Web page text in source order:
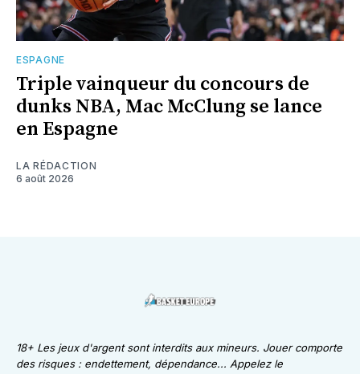
ESPAGNE
Triple vainqueur du concours de
dunks NBA, Mac McClung se lance
en Espagne
LA RÉDACTION
6 août 2026
18+ Les jeux d'argent sont interdits aux mineurs. Jouer comporte
des risques : endettement, dépendance... Appelez le